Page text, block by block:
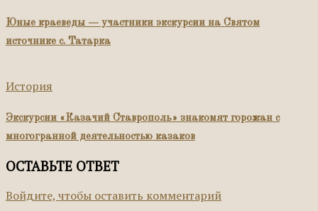
Юные краеведы — участники экскурсии на Святом
источнике с. Татарка
История
Экскурсии «Казачий Ставрополь» знакомят горожан с
многогранной деятельностью казаков
ОСТАВЬТЕ ОТВЕТ
Войдите, чтобы оставить комментарий